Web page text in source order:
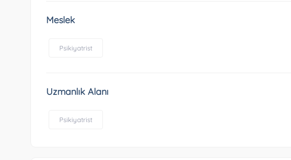
Meslek
Psikiyatrist
Uzmanlık Alanı
Psikiyatrist